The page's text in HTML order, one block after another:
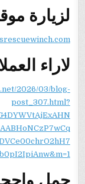
لزيارة
لاراء
2026/03/blog-
post_307.html?
حمل